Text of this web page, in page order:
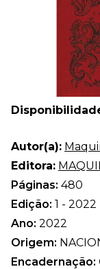
Autor(a):
Editora:
Páginas: 480
Edição: 1 - 2022
Ano: 2022
Origem:
Encadernação: